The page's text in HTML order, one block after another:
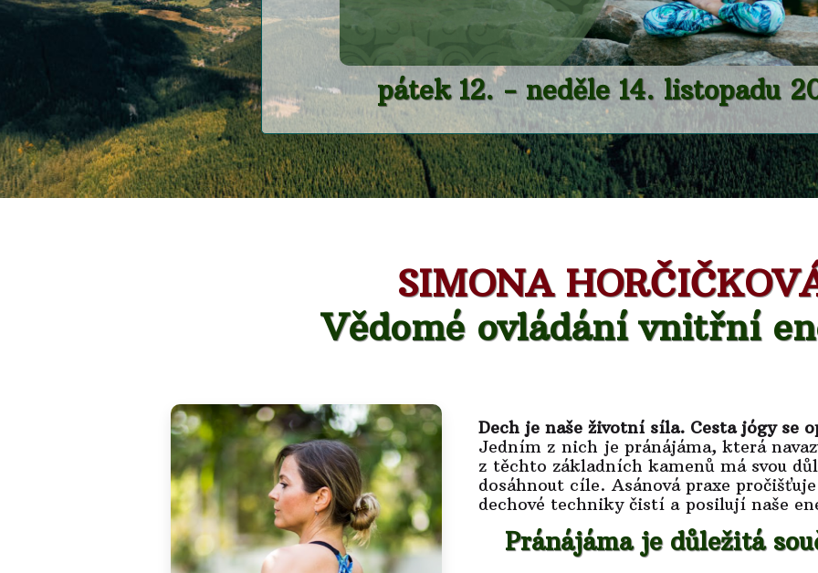
pátek 12. - neděle 14. listopadu
SIMONA
Vědomé ovládání vnitřní
Dech je naše životní síla. Cesta jógy se
Jedním z nich je pránájáma, která
z těchto základních kamenů má svou
dosáhnout cíle. Asánová praxe
dechové techniky čistí a posilují naše
Pránájáma je důležitá